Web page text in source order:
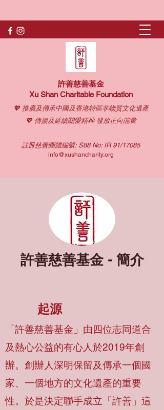
許善慈善基金
Xu Shan Charitable Foundation
💖 推廣及傳承中國及香港特區非物質文化遺產
💖 傳揚及延續關愛精神 發放正向能量
註冊慈善團體編號: S88 No: IR 91/17085
info@xushancharity.org
許善慈善基金 - 簡介
起源
「許善慈善基金」由四位志同道合
及熱心公益的有心人於2019年創
辦。創辦人深明保留及傳承一個國
家、一個地方的文化遺產的重要
性。於是決定聯手成立「許善」這